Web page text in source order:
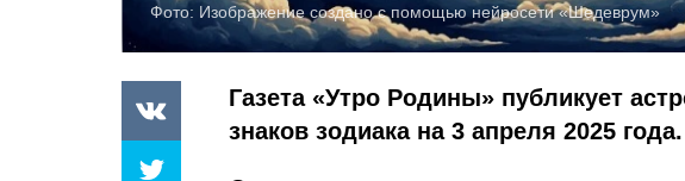
Фото: Изображение создано с помощью нейросети «Шедеврум»
Газета «Утро Родины» публикует
знаков зодиака на 3 апреля 2025 года.